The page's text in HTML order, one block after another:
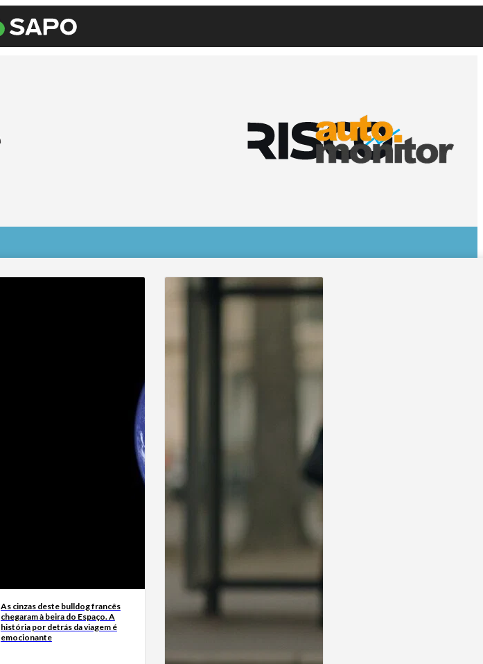
As cinzas deste bulldog francês
chegaram à beira do Espaço. A
história por detrás da viagem é
emocionante